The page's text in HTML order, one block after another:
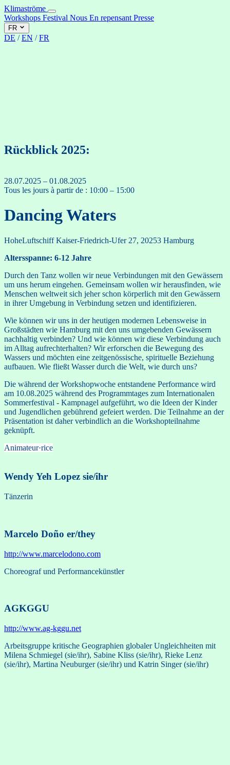
Klimaströme
Workshops Festival Nous En repensant Presse
FR
DE / EN / FR
Rückblick 2025:
28.07.2025 – 01.08.2025
Tous les jours à partir de : 10:00 – 15:00
Dancing Waters
HoheLuftschiff Kaiser-Friedrich-Ufer 27, 20253 Hamburg
Altersspanne: 6-12 Jahre
Durch den Tanz wollen wir neue Verbindungen mit den Gewässern
um uns herum eingehen. Gemeinsam wollen wir herausfinden, wie
Menschen weltweit sich jeher schon körperlich mit den Gewässern
in ihrer Umgebung in Verbindung setzen und identifizieren.
Wie können wir uns in der heutigen modernen Lebensweise in
Großstädten wie Hamburg mit den uns umgebenden Gewässern
nachhaltig verbinden? Und wie können wir diese Verbindung auch
im Alltag aufrechterhalten? Wir erforschen die Bewegung des
Wassers und möchten eine zeitgenössische, spirituelle Beziehung
aufbauen. Wie fließt Wasser durch die Welt, wie durch uns?
Die während der Workshopwoche entstandene Performance wird
am 10.08.2025 während des Programmtages zum Internationalen
Sommerfestival - Kampnagel aufgeführt, wo die Ideen der Kinder
und Jugendlichen gebührend gefeiert werden. Die Teilnahme an der
Präsentation ist daher verbindlich an die Workshopteilnahme
geknüpft.
Animateur·rice
Wendy Yeh Lopez sie/ihr
Tänzerin
Marcelo Doño er/they
http://www.marcelodono.com
Choreograf und Performancekünstler
AGKGGU
http://www.ag-kggu.net
Arbeitsgruppe kritische Geographien globaler Ungleichheiten mit
Milena Schmiegel (sie/ihr), Sabine Kliss (sie/ihr), Rieke Lenz
(sie/ihr), Martina Neuburger (sie/ihr) und Katrin Singer (sie/ihr)